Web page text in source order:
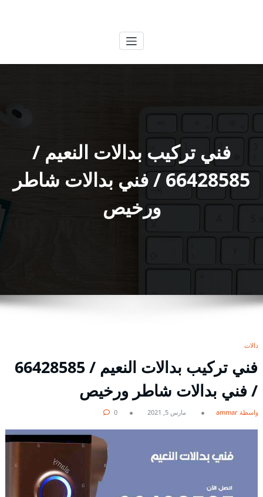
فني تركيب بدالات النعيم /
66428585 / فني بدالات شاطر
ورخيص
بدالات
فني تركيب بدالات النعيم / 66428585
/ فني بدالات شاطر ورخيص
بواسطة ammar مارس 5, 2021 0